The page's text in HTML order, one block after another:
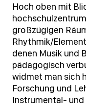
Hoch oben mit
großzügigen
Rhythmik/
denen Musik und
pädagogisch
widmet man sich
Forschung und
Instrumental-